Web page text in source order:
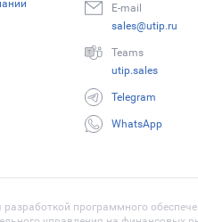
E-mail
sales@utip.ru
Teams
utip.sales
Telegram
WhatsApp
разработкой программного